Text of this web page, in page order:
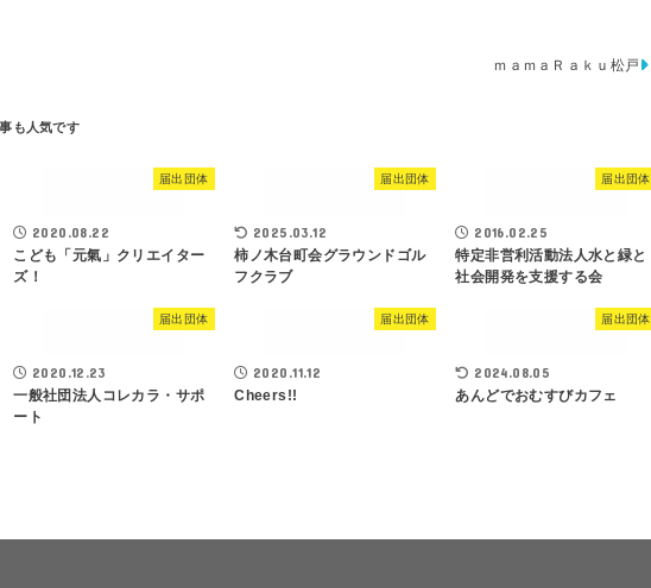
ｍａｍａＲａｋｕ松戸
届出団体
2020.08.22
こども「元氣」クリエイター
ズ！
届出団体
2025.03.12
柿ノ木台町会グラウンドゴル
フクラブ
届出団体
2016.02.25
特定非営利活動法人水と緑と
社会開発を支援する会
届出団体
2020.12.23
一般社団法人コレカラ・サポ
ート
届出団体
2020.11.12
Cheers!!
届出団体
2024.08.05
あんどでおむすびカフェ